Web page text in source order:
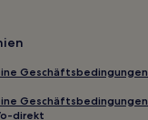
Orientales
Via
Geschäftsbedingungen
Geschäftsbedingungen
direkt